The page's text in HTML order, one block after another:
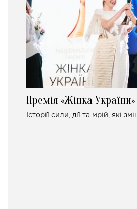
Премія «Жінка України»
Історії сили, дії та мрій, які